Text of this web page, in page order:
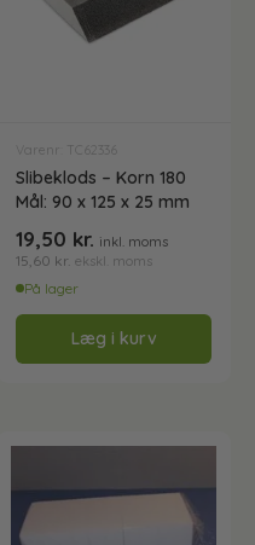
Varenr: TC62336
Slibeklods – Korn 180
Mål: 90 x 125 x 25 mm
19,50 kr. inkl. moms
15,60 kr. ekskl. moms
På lager
Læg i kurv